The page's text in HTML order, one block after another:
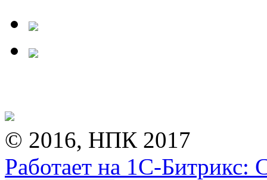
© 2016, НПК 2017
Работает на 1С-Битрикс: